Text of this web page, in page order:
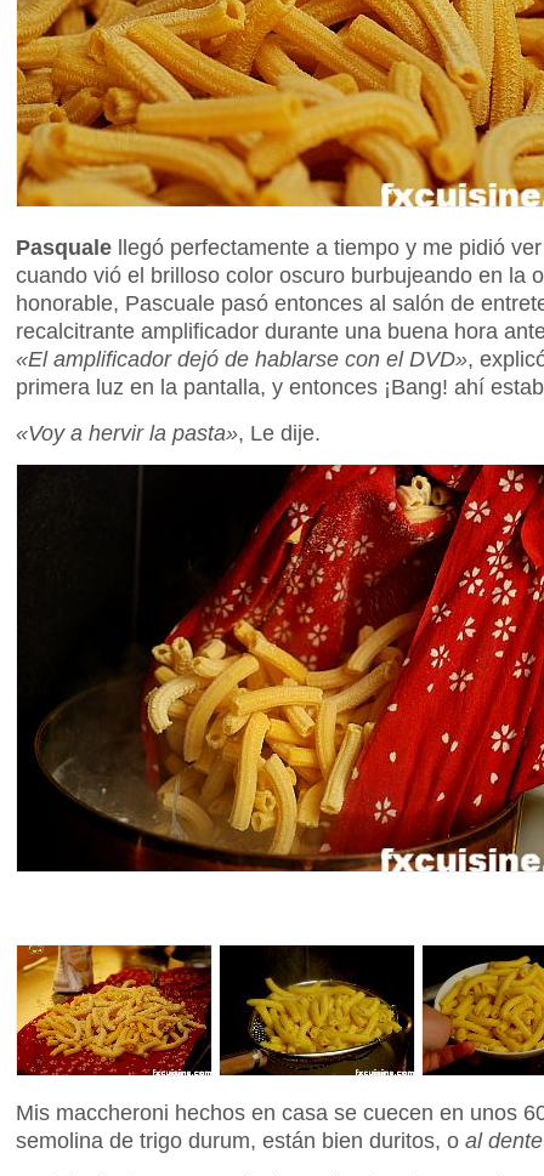
Pasquale llegó perfectamente a tiempo y me pidió
cuando vió el brilloso color oscuro burbujeando en la
honorable, Pascuale pasó entonces al salón de
recalcitrante amplificador durante una buena hora
«El amplificador dejó de hablarse con el DVD»,
primera luz en la pantalla, y entonces ¡Bang! ahí
«Voy a hervir la pasta», Le dije.
Mis maccheroni hechos en casa se cuecen en unos
semolina de trigo durum, están bien duritos, o al dente